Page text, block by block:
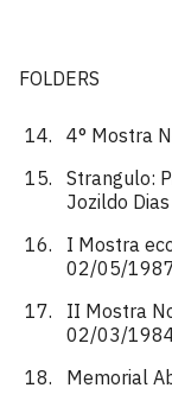
FOLDERS
4° Mostra
Strangulo:
Jozildo
I Mostra
02/05/
II Mostra
02/03/
Memorial